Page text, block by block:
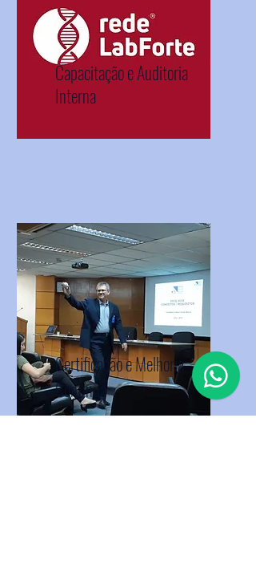
Capacitação e Auditoria
Interna
Certificação e Melhoria
Contínua